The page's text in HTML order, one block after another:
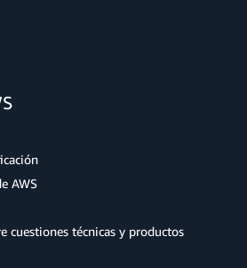
AWS
cuestiones técnicas y productos